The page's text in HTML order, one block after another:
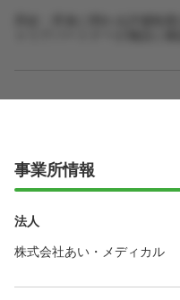
事業所情報
法人
株式会社あい・メディカル